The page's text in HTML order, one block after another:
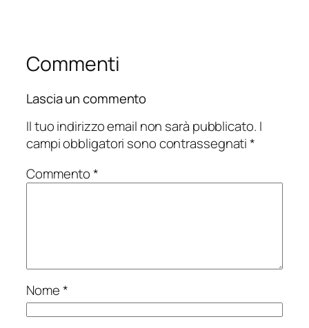
Commenti
Lascia un commento
Il tuo indirizzo email non sarà pubblicato. I
campi obbligatori sono contrassegnati*
Commento*
Nome*